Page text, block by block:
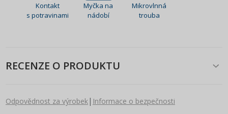
Kontakt
s potravinami
Myčka na
nádobí
Mikrovlnná
trouba
RECENZE O PRODUKTU
Odpovědnost za výrobek| Informace o bezpečnosti